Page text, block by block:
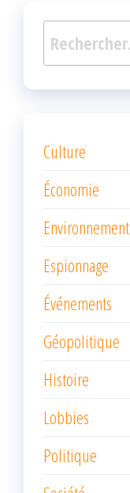
Rechercher :
Culture
Économie
Environnement
Espionnage
Événements
Géopolitique
Histoire
Lobbies
Politique